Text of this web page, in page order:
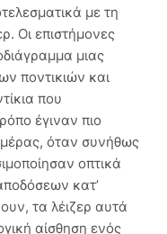
με τη
Οι επιστήμονες
μιας
ποντικιών και
που
έγιναν πιο
όταν συνήθως
οπτικά
κατ’
τα λέιζερ αυτά
αίσθηση ενός